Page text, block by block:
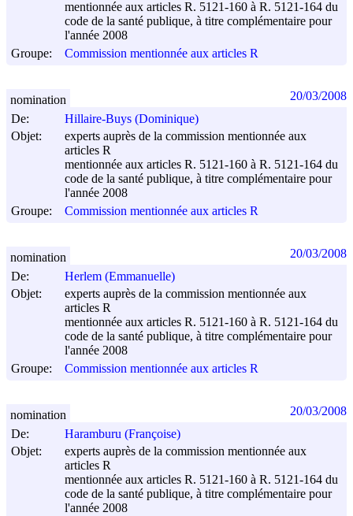
mentionnée aux articles R. 5121-160 à R. 5121-164 du
code de la santé publique, à titre complémentaire pour
l'année 2008
Groupe:
Commission mentionnée aux articles R
De:
Hillaire-Buys (Dominique)
Objet:
experts auprès de la commission mentionnée aux
articles R
mentionnée aux articles R. 5121-160 à R. 5121-164 du
code de la santé publique, à titre complémentaire pour
l'année 2008
Groupe:
Commission mentionnée aux articles R
nomination 20/03/2008
De:
Herlem (Emmanuelle)
Objet:
experts auprès de la commission mentionnée aux
articles R
mentionnée aux articles R. 5121-160 à R. 5121-164 du
code de la santé publique, à titre complémentaire pour
l'année 2008
Groupe:
Commission mentionnée aux articles R
nomination 20/03/2008
De:
Haramburu (Françoise)
Objet:
experts auprès de la commission mentionnée aux
articles R
mentionnée aux articles R. 5121-160 à R. 5121-164 du
code de la santé publique, à titre complémentaire pour
l'année 2008
nomination 20/03/2008